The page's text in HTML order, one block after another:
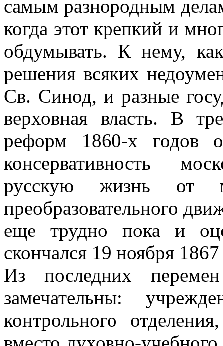
самым разнородным
когда этот крепкий и
обдумывать. К нему,
решения всяких
Св. Синод, и разные
верховная власть. B
реформ 1860-х годов
консервативность
русскую жизнь от
преобразовательного
еще трудно пока и
скончался 19 ноября 1867
Из последних
замечательны:
контрольного